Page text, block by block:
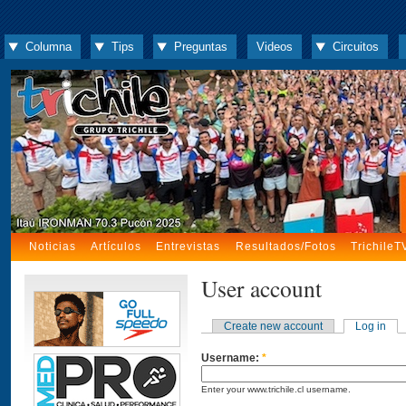
Columna Tips Preguntas Videos Circuitos
Noticias Artículos Entrevistas Resultados/Fotos
User account
Create new account Log in
Username: *
Enter your www.trichile.cl username.